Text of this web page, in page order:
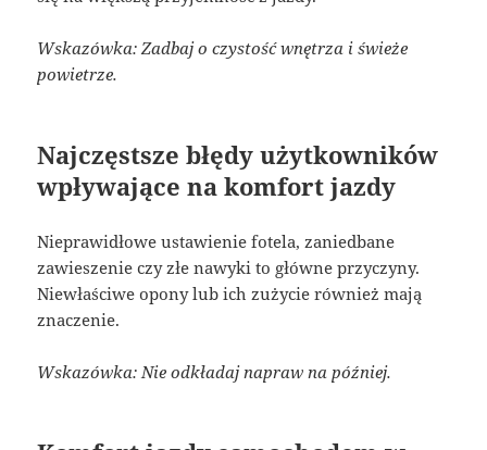
Wskazówka: Zadbaj o czystość wnętrza i świeże
powietrze.
Najczęstsze błędy użytkowników
wpływające na komfort jazdy
Nieprawidłowe ustawienie fotela, zaniedbane
zawieszenie czy złe nawyki to główne przyczyny.
Niewłaściwe opony lub ich zużycie również mają
znaczenie.
Wskazówka: Nie odkładaj napraw na później.